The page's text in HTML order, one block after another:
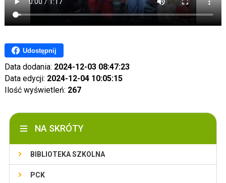
Udostępnij
Data dodania: 2024-12-03 08:47:23
Data edycji: 2024-12-04 10:05:15
Ilość wyświetleń: 267
NA SKRÓTY
BIBLIOTEKA SZKOLNA
PCK